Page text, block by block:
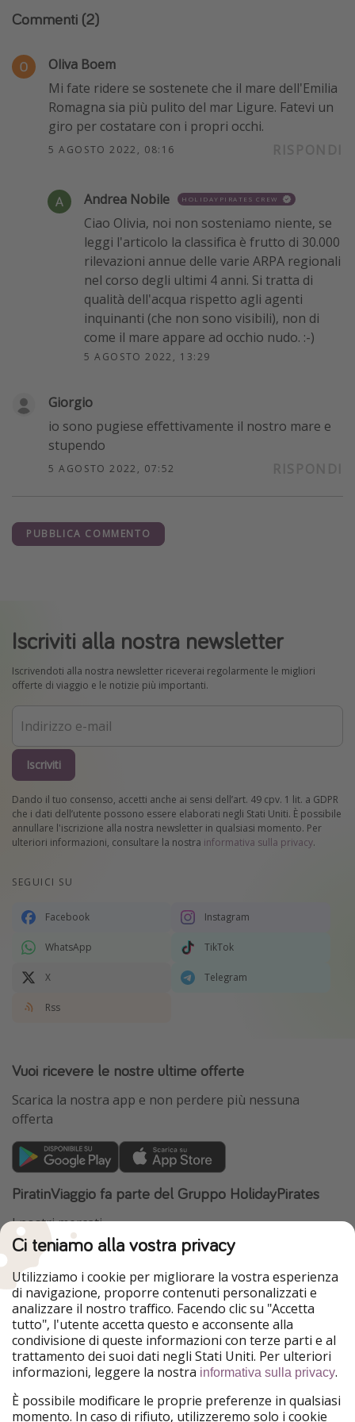
Commenti (2)
Oliva Boem
Mi fate ridere se sostenete che il mare dell'Emilia
Romagna sia più pulito del mar Ligure. Fatevi un
giro per costatare con i propri occhi.
5 AGOSTO 2022, 08:16
Andrea Nobile HOLIDAYPIRATES CREW
Ciao Olivia, noi non sosteniamo niente, se
leggi l'articolo la classifica è frutto di 30.000
rilevazioni annue delle varie ARPA regionali
nel corso degli ultimi 4 anni. Si tratta di
qualità dell'acqua rispetto agli agenti
inquinanti (che non sono visibili), non di
come il mare appare ad occhio nudo. :-)
5 AGOSTO 2022, 13:29
Giorgio
io sono pugiese effettivamente il nostro mare e
stupendo
5 AGOSTO 2022, 07:52
PUBBLICA COMMENTO
Iscriviti alla nostra newsletter
Iscrivendoti alla nostra newsletter riceverai regolarmente le migliori
offerte di viaggio e le notizie più importanti.
Iscriviti
Dando il tuo consenso, accetti anche ai sensi dell’art. 49 cpv. 1 lit. a GDPR
che i dati dell’utente possono essere elaborati negli Stati Uniti. È possibile
annullare l'iscrizione alla nostra newsletter in qualsiasi momento. Per
ulteriori informazioni, consultare la nostra informativa sulla privacy.
SEGUICI SU
Facebook Instagram
WhatsApp TikTok
X Telegram
Rss
Vuoi ricevere le nostre ultime offerte
Scarica la nostra app e non perdere più nessuna
offerta
PiratinViaggio fa parte del Gruppo HolidayPirates
I nostri mercati
HolidayPirates
VakantiePiraten
WakacyjniPiraci
Ferienpiraten
Urlaubspiraten
Urlaubspiraten
ViajerosPiratas
TravelPirates
Il nostro gruppo
HolidayPirates Group
Conoscici meglio Informazioni legali
Ci teniamo alla vostra privacy
Utilizziamo i cookie per migliorare la vostra esperienza
di navigazione, proporre contenuti personalizzati e
analizzare il nostro traffico. Facendo clic su "Accetta
tutto", l'utente accetta questo e acconsente alla
condivisione di queste informazioni con terze parti e al
trattamento dei suoi dati negli Stati Uniti. Per ulteriori
informazioni, leggere la nostra informativa sulla privacy.
È possibile modificare le proprie preferenze in qualsiasi
momento. In caso di rifiuto, utilizzeremo solo i cookie